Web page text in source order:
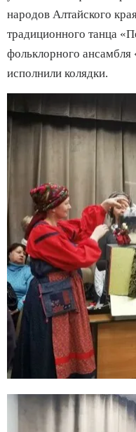
народов Алтайского
традиционного танца
фольклорного ансамбля
исполнили колядки.